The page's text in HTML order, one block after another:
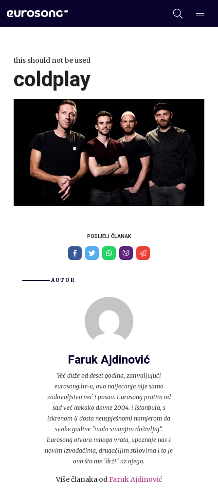
this should not be used
coldplay
PODIJELI ČLANAK
AUTOR
Faruk Ajdinović
Već duže od deset godina, zahvaljujući
eurosong.hr-u, ovo natjecanje nije samo
zadovoljstvo već i posao. Eurosong pratim od
sad već itekako davne 2004. i Istanbula, s
iskrenom (i dosta neuspješnom) namjerom da
svake godine "malo smanjim doživljaj".
Eurosong otvara mnoga vrata, upoznaje nas s
novim izvođačima, drugačijim stilovima i to je
ono što me "drži" uz njega.
Više članaka odFaruk Ajdinović